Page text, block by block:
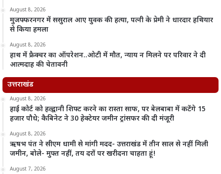
August 8, 2026
मुजफ्फरनगर में ससुराल आए युवक की हत्या, पत्नी के प्रेमी ने धारदार हथियार
से किया हमला
August 8, 2026
हाथ में फ्रैक्चर का ऑपरेशन..ओटी में मौत, न्याय न मिलने पर परिवार ने दी
आत्मदाह की चेतावनी
उत्तराखंड
August 8, 2026
हाई कोर्ट को हल्द्वानी शिफ्ट करने का रास्ता साफ, पर बेलबाबा में कटेंगे 15
हजार पौधे; कैबिनेट ने 30 हेक्टेयर जमीन ट्रांसफर की दी मंजूरी
August 8, 2026
ऋषभ पंत ने सीएम धामी से मांगी मदद- उत्तराखंड में तीन साल से नहीं मिली
जमीन, बोले- मुफ्त नहीं, तय दरों पर खरीदना चाहता हूं!
August 7, 2026